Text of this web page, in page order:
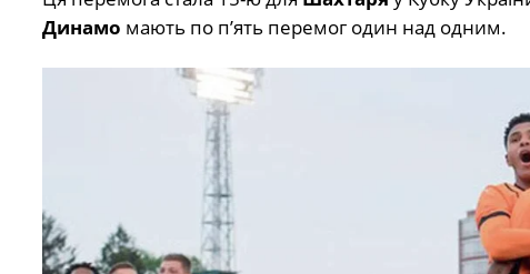
Динамо мають по п’ять перемог один над одним.